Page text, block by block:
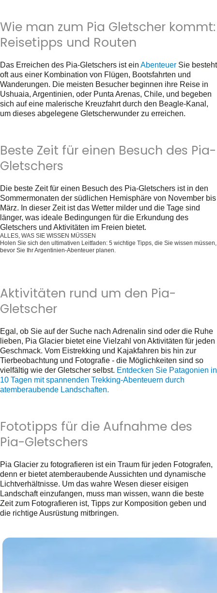
Wie man zum Pia Gletscher kommt:
Reisetipps und Routen
Das Erreichen des Pia-Gletschers ist ein Abenteuer Sie besteht
oft aus einer Kombination von Flügen, Bootsfahrten und
Wanderungen. Die meisten Besucher beginnen ihre Reise in
Ushuaia, Argentinien, oder Punta Arenas, Chile, und begeben
sich auf eine malerische Kreuzfahrt durch den Beagle-Kanal,
um dieses abgelegene Gletscherwunder zu erreichen.
Beste Zeit für einen Besuch des Pia-
Gletschers
Die beste Zeit für einen Besuch des Pia-Gletschers ist in den
Sommermonaten der südlichen Hemisphäre von November bis
März. In dieser Zeit ist das Wetter milder und die Tage sind
länger, was ideale Bedingungen für die Erkundung des
Gletschers und Aktivitäten im Freien bietet.
ALLES, WAS SIE WISSEN MÜSSEN
Holen Sie sich den ultimativen Leitfaden: 5 wichtige Tipps, die Sie wissen müssen,
bevor Sie Ihr Argentinien-Abenteuer planen.
Aktivitäten rund um den Pia-
Gletscher
Egal, ob Sie auf der Suche nach Adrenalin sind oder die Ruhe
lieben, Pia Glacier bietet eine Vielzahl von Aktivitäten für jeden
Geschmack. Vom Eistrekking und Kajakfahren bis hin zur
Tierbeobachtung und Fotografie - die Möglichkeiten sind so
vielfältig wie der Gletscher selbst. Entdecken Sie Patagonien in
10 Tagen mit spannenden Trekking-Abenteuern durch
atemberaubende Landschaften.
Fototipps für die Aufnahme des
Pia-Gletschers
Pia Glacier zu fotografieren ist ein Traum für jeden Fotografen,
denn er bietet atemberaubende Aussichten und dynamische
Lichtverhältnisse. Um das wahre Wesen dieser eisigen
Landschaft einzufangen, muss man wissen, wann die beste
Zeit zum Fotografieren ist, Tipps zur Komposition geben und
die richtige Ausrüstung mitbringen.